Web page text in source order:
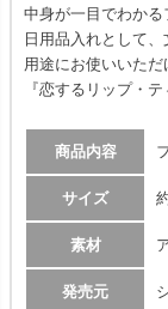
中身が一目でわかる
日用品入れとして
用途にお使いいただ
『恋するリップ・
商品内容
サイズ
素材
発売元